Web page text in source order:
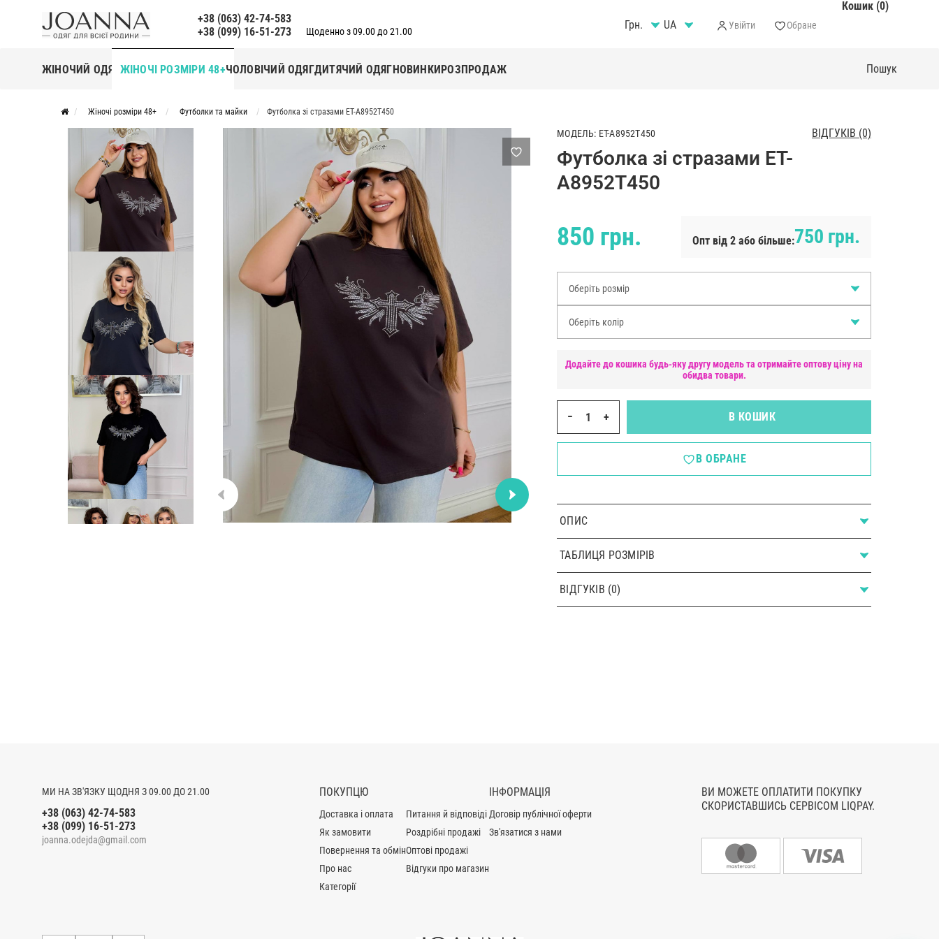
+38 (063) 42-74-583
+38 (099) 16-51-273
Щоденно з 09.00 до 21.00 Грн. Увійти Обране
Кошик (0)
ЖІНОЧИЙ ОДЯГ ЖІНОЧІ РОЗМІРИ 48+ЧОЛОВІЧИЙ ОДЯГДИТЯЧИЙ ОДЯГНОВИНКИРОЗПРОДАЖ
Жіночі розміри 48+ Футболки та майки Футболка зі стразами ET-A8952T450
МОДЕЛЬ: ET-A8952T450 ВІДГУКІВ (0)
Футболка зі стразами ET-
A8952T450
850 грн. Опт від 2 або більше:750 грн.
Оберіть розмір
Оберіть колір
Додайте до кошика будь-яку другу модель та отримайте оптову ціну на
обидва товари.
− + В КОШИК
В ОБРАНЕ
ОПИС
ТАБЛИЦЯ РОЗМІРІВ
ВІДГУКІВ (0)
МИ НА ЗВ'ЯЗКУ ЩОДНЯ З 09.00 ДО 21.00
+38 (063) 42-74-583
+38 (099) 16-51-273
joanna.odejda@gmail.com
ПОКУПЦЮ
Доставка і оплата
Як замовити
Повернення та обмін
Про нас
Категорії
Питання й відповіді
Роздрібні продажі
Оптові продажі
Відгуки про магазин
ІНФОРМАЦІЯ
Договір публічної оферти
Зв'язатися з нами
ВИ МОЖЕТЕ ОПЛАТИТИ ПОКУПКУ
СКОРИСТАВШИСЬ СЕРВІСОМ LIQPAY.